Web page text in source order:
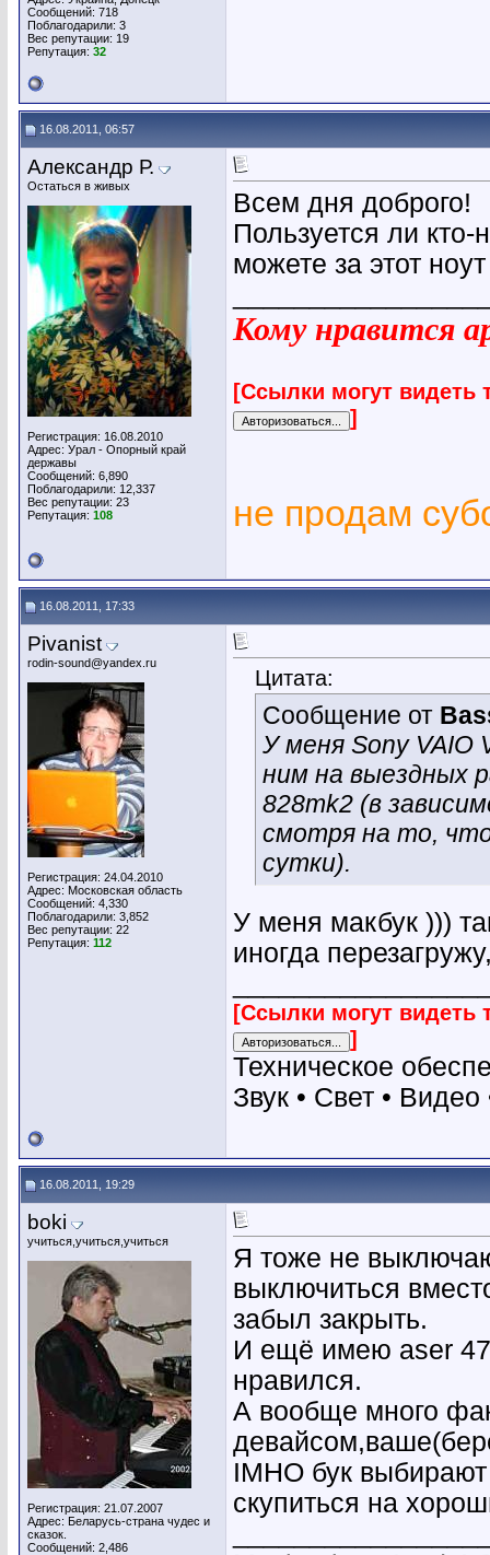
Сообщений: 718
Поблагодарили: 3
Вес репутации: 19
Репутация: 32
16.08.2011, 06:57
Александр Р.
Остаться в живых
Регистрация: 16.08.2010
Адрес: Урал - Опорный край
державы
Сообщений: 6,890
Поблагодарили: 12,337
Вес репутации: 23
Репутация: 108
Всем дня доброго!
Пользуется ли
можете за этот
Кому нравится
[Ссылки могут видеть
]
не продам
16.08.2011, 17:33
Pivanist
rodin-sound@yandex.ru
Регистрация: 24.04.2010
Адрес: Московская область
Сообщений: 4,330
Поблагодарили: 3,852
Вес репутации: 22
Репутация: 112
Цитата:
Сообщение от
У меня Sony VAIO
ним на выездных
828mk2 (в
смотря на то, что
сутки).
У меня макбук )))
иногда
[Ссылки могут видеть
]
Техническое
Звук • Свет •
16.08.2011, 19:29
boki
учиться,учиться,учиться
Регистрация: 21.07.2007
Адрес: Беларусь-страна чудес и
сказок.
Сообщений: 2,486
Я тоже не
выключиться
забыл закрыть.
И ещё имею aser
нравился.
А вообще много
IMHO бук
скупиться на